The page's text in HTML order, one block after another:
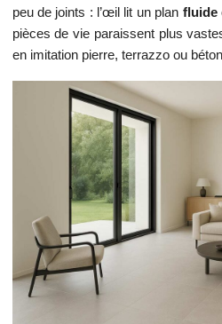
peu de joints : l’œil lit un plan fluide
pièces de vie paraissent plus
en imitation pierre, terrazzo ou